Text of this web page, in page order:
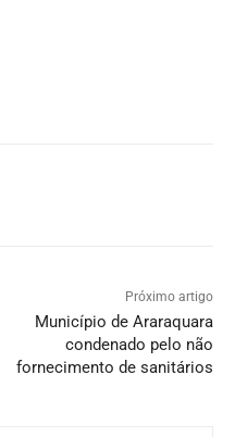
Próximo artigo
Município de Araraquara
condenado pelo não
fornecimento de sanitários